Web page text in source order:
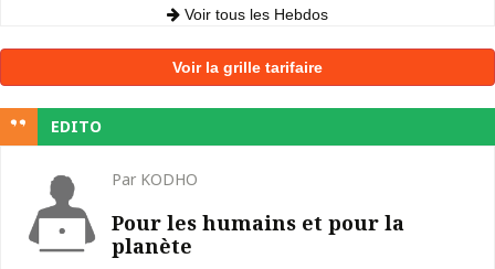
Voir tous les Hebdos
Voir la grille tarifaire
EDITO
Par KODHO
Pour les humains et pour la
planète